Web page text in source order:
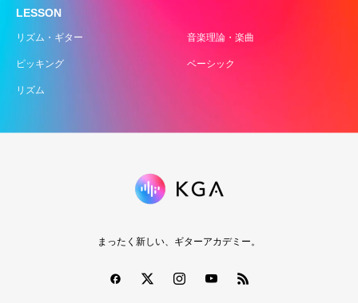
LESSON
リズム・ギター 音楽理論・楽曲
ピッキング ベーシック
リズム
まったく新しい、ギターアカデミー。